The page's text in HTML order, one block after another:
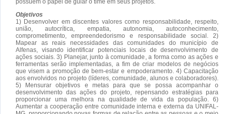
possuem o papel de guiar o time em seus projetos.
Objetivos
1) Desenvolver em discentes valores como responsabilidade, respeito,
união, autocrítica, empatia, autonomia, autoconhecimento,
comprometimento, empreendedorismo e responsabilidade social. 2)
Mapear as reais necessidades das comunidades do município de
Alfenas, visando identificar potenciais locais de desenvolvimento de
ações sociais. 3) Planejar, junto à comunidade, a forma como as ações e
ferramentas serão implementadas, a fim de criar modelos de negócios
que visem a promoção de bem-estar e empoderamento. 4) Capacitação
aos envolvidos no projeto (líderes, comunidade, alunos e colaboradores).
5) Mensurar objetivos e metas para que se possa acompanhar o
desenvolvimento das ações do projeto, repensando estratégias para
proporcionar uma melhora na qualidade de vida da população. 6)
Aumentar a cooperação entre comunidade interna e externa da UNIFAL-